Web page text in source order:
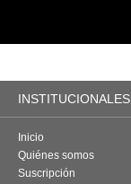
INSTITUCIONALES
Inicio
Quiénes somos
Suscripción